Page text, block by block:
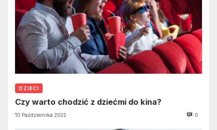
DZIECI
Czy warto chodzić z dziećmi do kina?
10 Października 2022 0